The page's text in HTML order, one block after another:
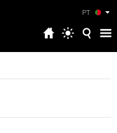
PT